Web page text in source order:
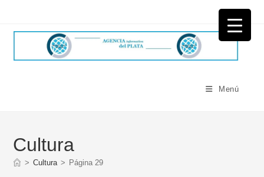
Menú
Cultura
> Cultura > Página 29